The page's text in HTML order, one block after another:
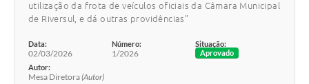
utilização da frota de veículos oficiais da Câmara Municipal
de Riversul, e dá outras providências”
Data:
02/03/2026
Número:
1/2026
Situação:
Aprovado
Autor:
Mesa Diretora(Autor)